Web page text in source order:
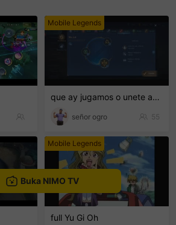
Mobile Legends
que ay jugamos o unete ami clan
señor ogro 55
Mobile Legends
full Yu Gi Oh
Buka NIMO TV